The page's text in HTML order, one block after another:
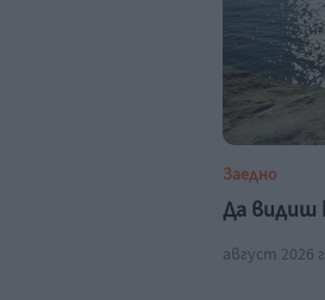
Заедно
Да видиш
август 2026